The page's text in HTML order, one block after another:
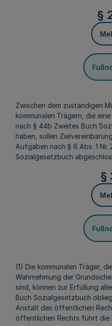
§
Zwischen dem zuständigen
kommunalen Trägern, die
nach § 44b Zweites Buch
haben, sollen
Aufgaben nach § 6 Abs. 1 Nr.
Sozialgesetzbuch
§
(1) Die kommunalen Träger,
Wahrnehmung der
sind, können zur Erfüllung
Buch Sozialgesetzbuch
Anstalt des öffentlichen
öffentlichen Rechts führt die